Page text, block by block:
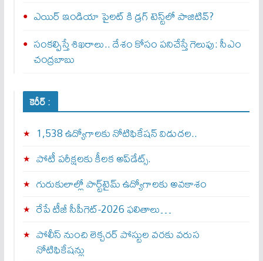
ఎయిర్‌ ఇండియా పైలట్‌ కి డ్రగ్‌ టెస్ట్‌లో పాజిటివ్‌?
సంకల్పిస్తే శిఖరాలు.. దేశం కోసం పనిచేస్తే గెలుపు: సీఎం
చంద్రబాబు
కెరీర్ :
1,538 ఉద్యోగాలకు నోటిఫికేషన్ విడుదల..
పోటీ పరీక్షలకు కీలక అప్‌డేట్స్.
గురుకులాల్లో పార్ట్‌టైమ్ ఉద్యోగాలకు అవకాశం
రేపే టీజీ సీపీగెట్‌-2026 ఫలితాలు…
పోలీస్ నుంచి లెక్చరర్ పోస్టుల వరకు వరుస
నోటిఫికేషన్లు